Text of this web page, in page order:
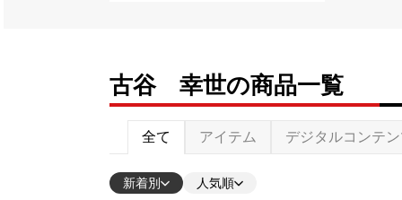
古谷 幸世の商品一覧
全て アイテム デジタルコンテ
新着別 人気順